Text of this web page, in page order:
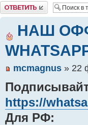
Комментировать
НАШ ОФФ
mcmagnus » 22
https://
Для РФ: